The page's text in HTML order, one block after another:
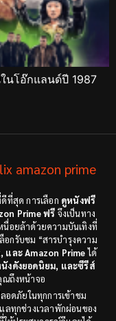
นโอ๊กแลนด์ปี 1987
amazon prime
ที่สุด การเลือก ดูหนังฟรี
Prime ฟรี จึงเป็นทาง
นื่อยล้าด้วยความบันเทิงที่
กรับชม “สารบำรุงความ
ละ Amazon Primeได้
งดังยอดนิยม, และซีรีส์
ณถึงหน้าจอ
อดภัยในทุกการเข้าชม
ทุกช่วงเวลาพักผ่อนของ